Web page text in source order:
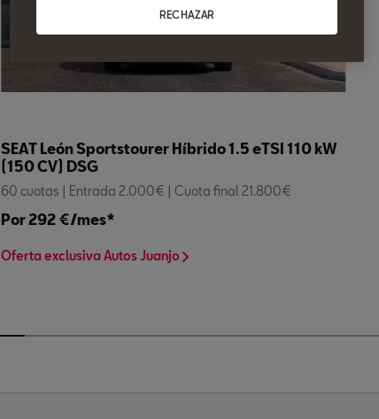
SEAT León Sportstourer Híbrido 1.5 eTSI 110 kW
(150 CV) DSG
60 cuotas | Entrada 2.000€ | Cuota final 21.800€
Por 292 €/mes*
Oferta exclusiva Autos Juanjo
RECHAZAR